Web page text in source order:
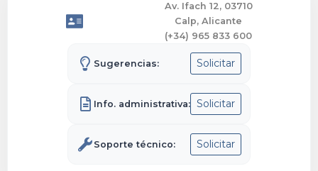
Av. Ifach 12, 03710
Calp, Alicante
(+34) 965 833 600
Sugerencias: Solicitar
Info. administrativa: Solicitar
Soporte técnico: Solicitar